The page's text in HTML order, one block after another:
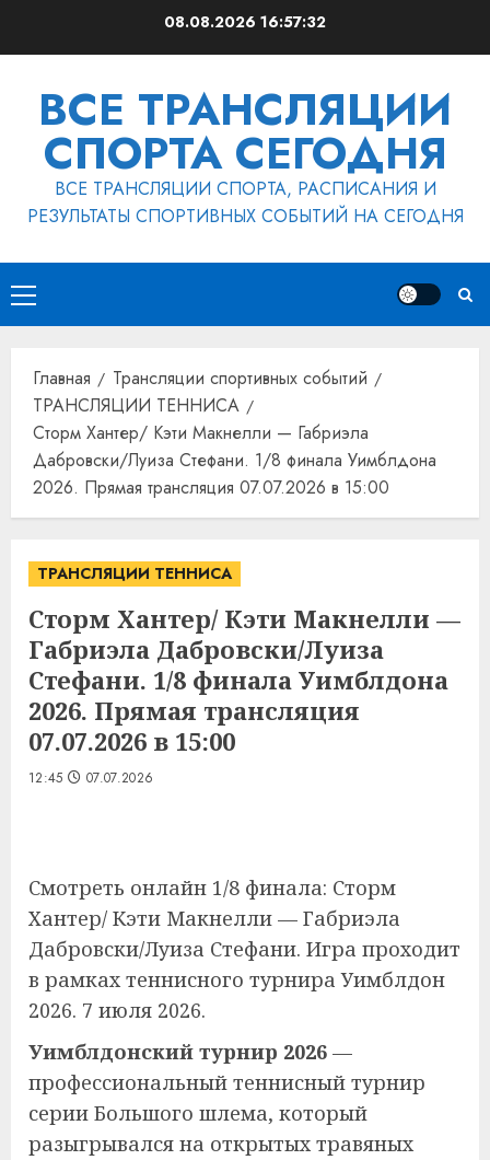
08.08.2026 16:57:32
ВСЕ ТРАНСЛЯЦИИ
СПОРТА СЕГОДНЯ
ВСЕ ТРАНСЛЯЦИИ СПОРТА, РАСПИСАНИЯ И
РЕЗУЛЬТАТЫ СПОРТИВНЫХ СОБЫТИЙ НА СЕГОДНЯ
Основное
меню
Главная
Трансляции спортивных событий
ТРАНСЛЯЦИИ ТЕННИСА
Сторм Хантер/ Кэти Макнелли — Габриэла
Дабровски/Луиза Стефани. 1/8 финала Уимблдона
2026. Прямая трансляция 07.07.2026 в 15:00
ТРАНСЛЯЦИИ ТЕННИСА
Сторм Хантер/ Кэти Макнелли —
Габриэла Дабровски/Луиза
Стефани. 1/8 финала Уимблдона
2026. Прямая трансляция
07.07.2026 в 15:00
12:45 07.07.2026
Смотреть онлайн 1/8 финала: Сторм
Хантер/ Кэти Макнелли — Габриэла
Дабровски/Луиза Стефани. Игра проходит
в рамках теннисного турнира Уимблдон
2026. 7 июля 2026.
Уимблдонский турнир 2026 —
профессиональный теннисный турнир
серии Большого шлема, который
разыгрывался на открытых травяных